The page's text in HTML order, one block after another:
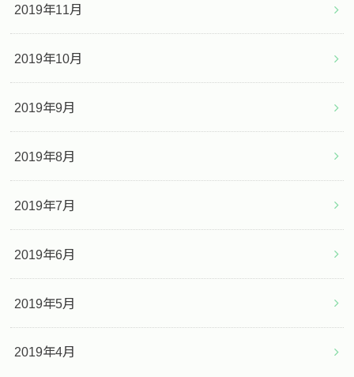
2019年11月
2019年10月
2019年9月
2019年8月
2019年7月
2019年6月
2019年5月
2019年4月